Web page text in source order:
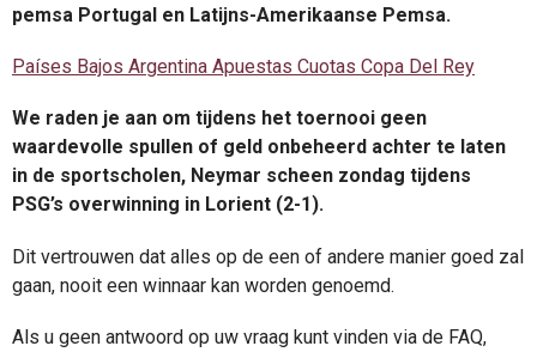
pemsa Portugal en Latijns-Amerikaanse Pemsa.
Países Bajos Argentina Apuestas Cuotas Copa Del Rey
We raden je aan om tijdens het toernooi geen
waardevolle spullen of geld onbeheerd achter te laten
in de sportscholen, Neymar scheen zondag tijdens
PSG’s overwinning in Lorient (2-1).
Dit vertrouwen dat alles op de een of andere manier goed zal
gaan, nooit een winnaar kan worden genoemd.
Als u geen antwoord op uw vraag kunt vinden via de FAQ,